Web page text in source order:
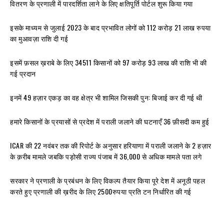
वितरण के प्रणाली में पारदर्शिता लाने के लिए क्षतिपूर्ति पोर्टल शुरू किया गया
इसके माध्यम से जुलाई 2023 के बाद प्रभावित लोगों को 112 करोड़ 21 लाख रुपया
का मुआवज़ा राशि दी गई
इसमें फ़सल ख़राबे के लिए 34511 किसानों को 97 करोड़ 93 लाख की राशि भी की
गई प्रदान
इनमें 49 हज़ार एकड़ का वह क्षेत्र भी शामिल जिसकी पुन: बिजाई कर दी गई थी
हमारे किसानों के प्रयासों से प्रदेश में पराली जलाने की घटनाएँ 36 फ़ीसदी कम हुई
ICAR की 22 नवंबर तक की रिपोर्ट के अनुसार हरियाणा में पराली जलाने के 2 हज़ार
के क़रीब मामले जबकि पड़ोसी राज्य पंजाब में 36,000 से अधिक मामले पता लगे
सरकार ने प्रणाली के प्रबंधन के लिए विकल्प तैयार किया पूरे देश में अनूठी पहल
करते हुए प्रणाली की ख़रीद के लिए 2500रुपया प्रति टन निर्धारित की गई